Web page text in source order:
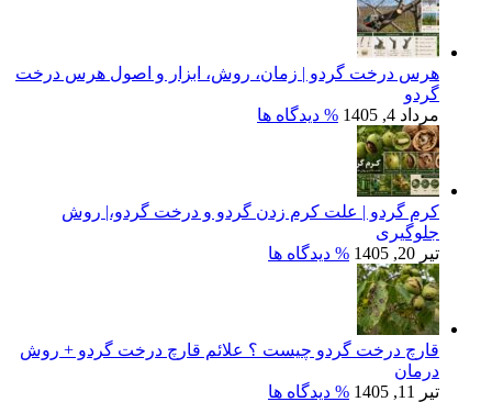
هرس درخت گردو | زمان، روش، ابزار و اصول هرس درخت
گردو
مرداد 4, 1405
% دیدگاه ها
کرم گردو | علت کرم زدن گردو و درخت گردو،| روش
جلوگیری
تیر 20, 1405
% دیدگاه ها
قارچ درخت گردو چیست ؟ علائم قارچ درخت گردو + روش
درمان
تیر 11, 1405
% دیدگاه ها